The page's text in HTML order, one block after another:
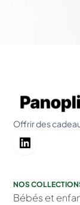
Offrir des
NOS
Bébés et